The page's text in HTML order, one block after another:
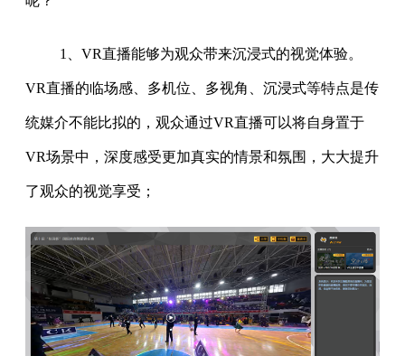
1、VR直播能够为观众带来沉浸式的视觉体验。
VR直播的临场感、多机位、多视角、沉浸式等特点是传
统媒介不能比拟的，观众通过VR直播可以将自身置于
VR场景中，深度感受更加真实的情景和氛围，大大提升
了观众的视觉享受；